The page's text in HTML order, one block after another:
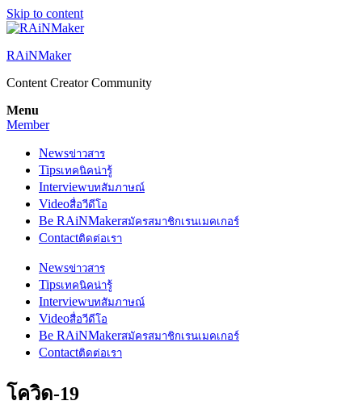
Skip to content
RAiNMaker
Content Creator Community
Menu
Member
Newsข่าวสาร
Tipsเทคนิคน่ารู้
Interviewบทสัมภาษณ์
Videoสื่อวีดีโอ
Be RAiNMakerสมัครสมาชิกเรนเมคเกอร์
Contactติดต่อเรา
Newsข่าวสาร
Tipsเทคนิคน่ารู้
Interviewบทสัมภาษณ์
Videoสื่อวีดีโอ
Be RAiNMakerสมัครสมาชิกเรนเมคเกอร์
Contactติดต่อเรา
โควิด-19